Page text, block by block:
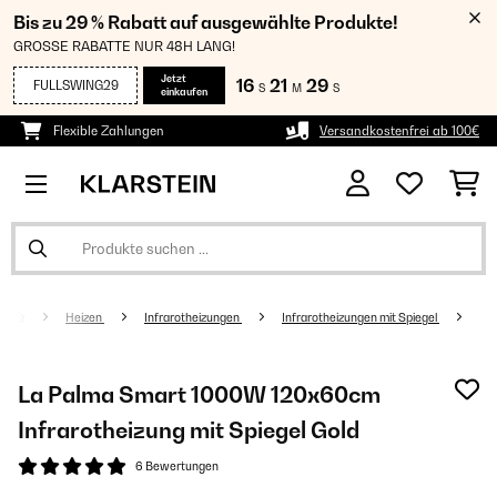
Bis zu 29 % Rabatt auf ausgewählte Produkte!
GROSSE RABATTE NUR 48H LANG!
FULLSWING29
Jetzt
einkaufen
16 S 21 M 28 S
Flexible Zahlungen Versandkostenfrei ab 100€
Heizen Infrarotheizungen Infrarotheizungen mit Spiegel
La Palma Smart 1000W 120x60cm
Infrarotheizung mit Spiegel Gold
6 Bewertungen